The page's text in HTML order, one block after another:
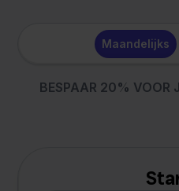
Maandelijks
BESPAAR 20% VOOR